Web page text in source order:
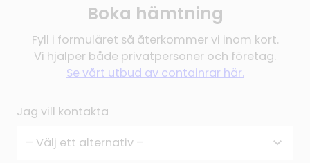
Boka hämtning
Fyll i formuläret så återkommer vi inom kort.
Vi hjälper både privatpersoner och företag.
Se vårt utbud av containrar här.
Jag vill kontakta